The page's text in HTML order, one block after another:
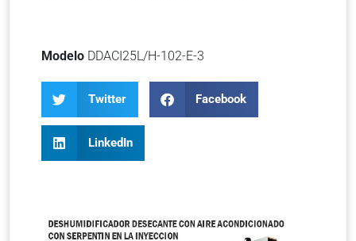
Modelo DDACI25L/H-102-E-3
Twitter Facebook
LinkedIn